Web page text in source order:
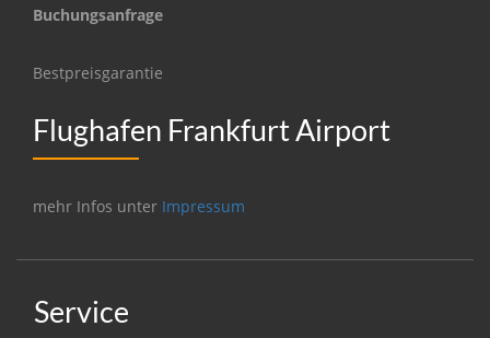
Buchungsanfrage
Bestpreisgarantie
Flughafen Frankfurt Airport
mehr Infos unter Impressum
Service